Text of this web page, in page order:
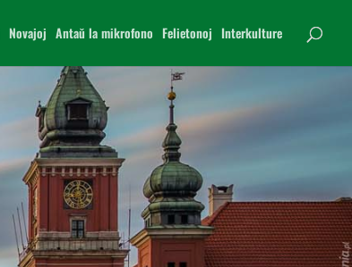
Novajoj Antaŭ la mikrofono Felietonoj Interkulture